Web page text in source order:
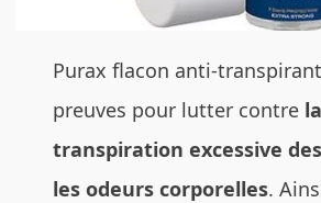
Purax flacon anti-
preuves pour lutter contre la
transpiration excessive
les odeurs corporelles.